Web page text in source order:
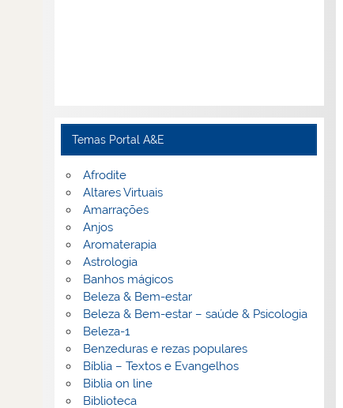
Temas Portal A&E
Afrodite
Altares Virtuais
Amarrações
Anjos
Aromaterapia
Astrologia
Banhos mágicos
Beleza & Bem-estar
Beleza & Bem-estar – saúde & Psicologia
Beleza-1
Benzeduras e rezas populares
Bíblia – Textos e Evangelhos
Biblia on line
Biblioteca